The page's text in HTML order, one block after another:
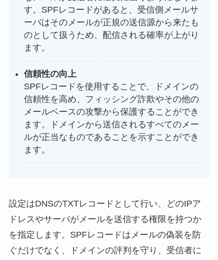
す。SPFレコードがあると、受信側メールサ
ーバはそのメールが正規の送信源から来たも
のとして扱うため、配信される確率が上がり
ます。
信頼性の向上
SPFレコードを使用することで、ドメインの
信頼性を高め、フィッシング詐欺やその他の
メールベースの攻撃から保護することができ
ます。ドメインから送信されるすべてのメー
ルが正当なものであることを示すことができ
ます。
設定はDNSのTXTレコードとして行い、どのIPア
ドレスやサーバがメールを送信する権限を持つか
を指定します。SPFレコードはメールの偽装を防
ぐだけでなく、ドメインの評判を守り、受信者に